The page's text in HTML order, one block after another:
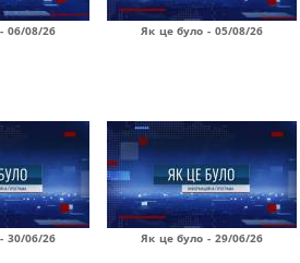
06/08/26 Як це було - 05/08/26
30/06/26 Як це було - 29/06/26